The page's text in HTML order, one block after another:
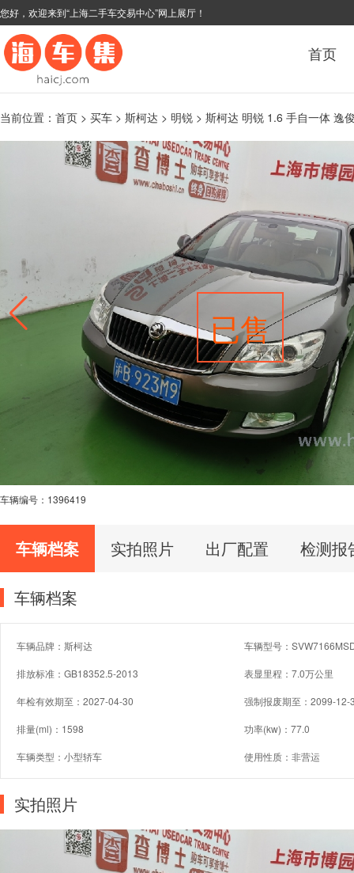
您好，欢迎来到“上海二手车交易中心”网上展厅！
首页
当前位置： 首页 > 买车 > 斯柯达 > 明锐 > 斯柯达 明锐 1.6 手自一体 逸
已售
车辆编号： 1396419
车辆档案 实拍照片 出厂配置 检测报
车辆档案
车辆品牌：斯柯达 车辆型号：
排放标准：GB18352.5-2013 表显里程：7.0万公里
年检有效期至：2027-04-30 强制报废期至：2099-12-
排量(ml)：1598 功率(kw)：77.0
车辆类型：小型轿车 使用性质：非营运
实拍照片